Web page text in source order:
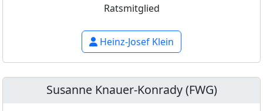
Ratsmitglied
Heinz-Josef Klein
Susanne Knauer-Konrady (FWG)